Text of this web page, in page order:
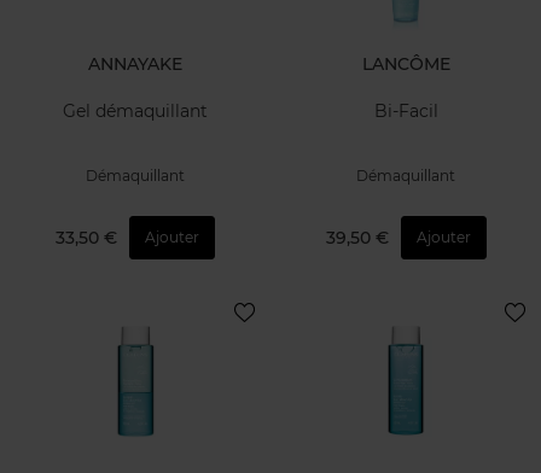
ANNAYAKE
Gel démaquillant
Démaquillant
33,50 € Ajouter
LANCÔME
Bi-Facil
Démaquillant
39,50 € Ajouter